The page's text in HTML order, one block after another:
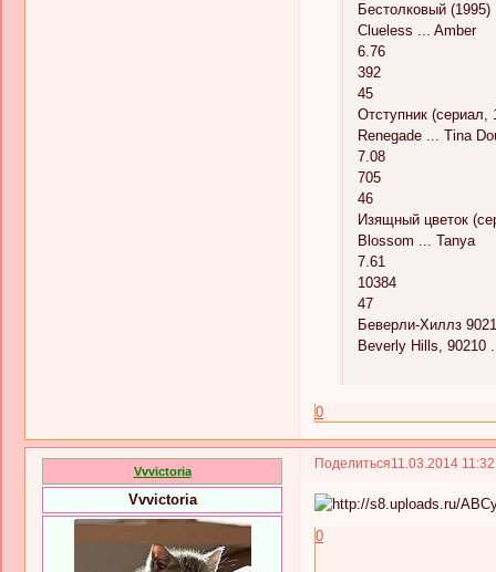
Бестолковый (1995)
Clueless ... Amber
6.76
392
45
Отступник (сериал,
Renegade ... Tina
7.08
705
46
Изящный цветок
Blossom ... Tanya
7.61
10384
47
Беверли-Хиллз
Beverly Hills, 90210
0
Поделиться11.03.2014
Vvvictoria
Vvvictoria
0